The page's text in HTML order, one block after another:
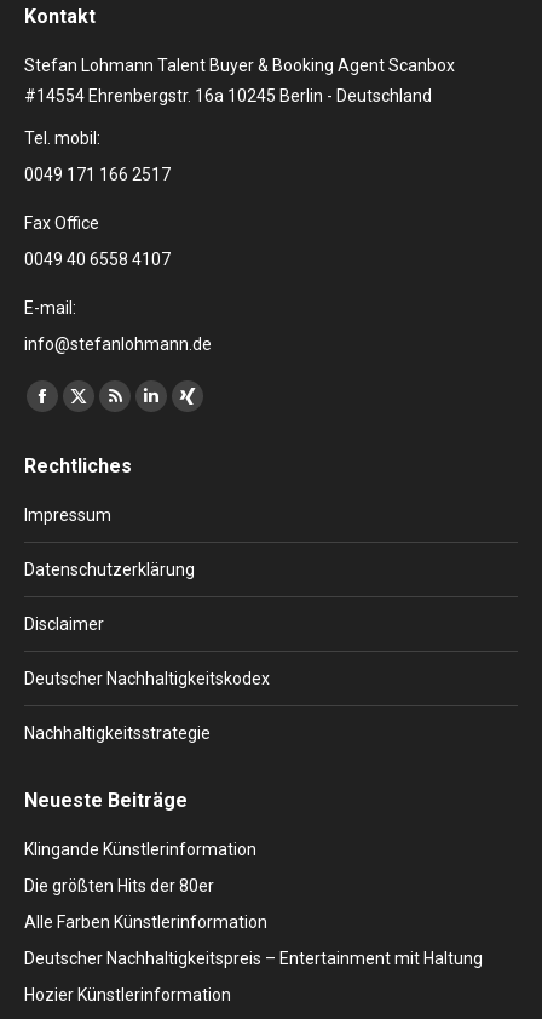
Kontakt
Stefan Lohmann Talent Buyer & Booking Agent Scanbox
#14554 Ehrenbergstr. 16a 10245 Berlin - Deutschland
Tel. mobil:
0049 171 166 2517
Fax Office
0049 40 6558 4107
E-mail:
info@stefanlohmann.de
Finden Sie uns auf:
Facebook
opens
new
window
X
opens
new
window
RSS
opens
new
window
Linkedin
new
window
XING
new
window
Rechtliches
Impressum
Datenschutzerklärung
Disclaimer
Deutscher Nachhaltigkeitskodex
Nachhaltigkeitsstrategie
Neueste Beiträge
Klingande Künstlerinformation
Die größten Hits der 80er
Alle Farben Künstlerinformation
Deutscher Nachhaltigkeitspreis – Entertainment mit Haltung
Hozier Künstlerinformation